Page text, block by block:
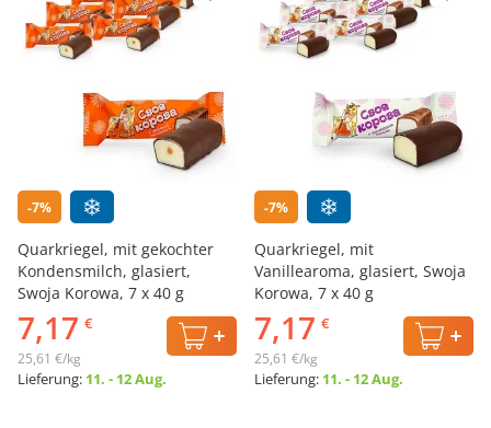
-7%
Quarkriegel, mit gekochter
Kondensmilch, glasiert,
Swoja Korowa, 7 х 40 g
7,17 €
25,61 €/kg
Lieferung: 11. - 12 Aug.
-7%
Quarkriegel, mit
Vanillearoma, glasiert, Swoja
Korowa, 7 х 40 g
7,17 €
25,61 €/kg
Lieferung: 11. - 12 Aug.